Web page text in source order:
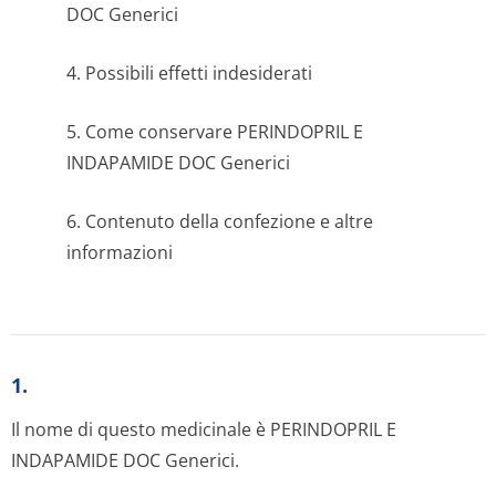
DOC Generici
4. Possibili effetti indesiderati
5. Come conservare PERINDOPRIL E
INDAPAMIDE DOC Generici
6. Contenuto della confezione e altre
informazioni
1.
Il nome di questo medicinale è PERINDOPRIL E
INDAPAMIDE DOC Generici.